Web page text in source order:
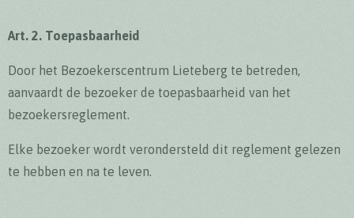
Art. 2. Toepasbaarheid
Door het Bezoekerscentrum Lieteberg te betreden,
aanvaardt de bezoeker de toepasbaarheid van het
bezoekersreglement.
Elke bezoeker wordt verondersteld dit reglement gelezen
te hebben en na te leven.